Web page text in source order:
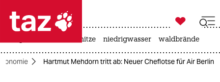
 taz zahl ich
taz zahl ich

taz zahl ich
hitze niedrigwasser waldbrände
Hartmut Mehdorn tritt ab: Neuer Cheflotse für Air Berlin